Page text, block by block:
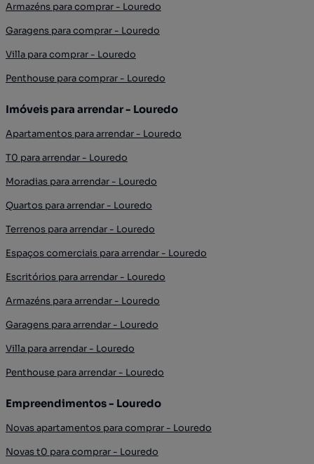
Armazéns para comprar - Louredo
Garagens para comprar - Louredo
Villa para comprar - Louredo
Penthouse para comprar - Louredo
Imóveis para arrendar - Louredo
Apartamentos para arrendar - Louredo
T0 para arrendar - Louredo
Moradias para arrendar - Louredo
Quartos para arrendar - Louredo
Terrenos para arrendar - Louredo
Espaços comerciais para arrendar - Louredo
Escritórios para arrendar - Louredo
Armazéns para arrendar - Louredo
Garagens para arrendar - Louredo
Villa para arrendar - Louredo
Penthouse para arrendar - Louredo
Empreendimentos - Louredo
Novas apartamentos para comprar - Louredo
Novas t0 para comprar - Louredo